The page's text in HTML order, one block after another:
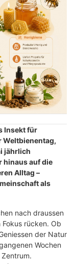
Insekt für
Weltbienentag,
jährlich
hinaus auf die
Alltag –
als
nach draussen
rücken. Ob
der Natur
Wochen